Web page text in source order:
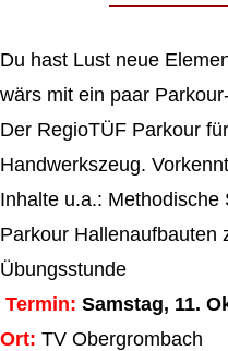
Du hast Lust neue
wärs mit ein paar
Der RegioTÜF Parkour
Handwerkszeug.
Inhalte u.a.:
Parkour Hallenaufbauten
Übungsstunde
Termin: Samstag, 11.
Ort: TV Obergrombach